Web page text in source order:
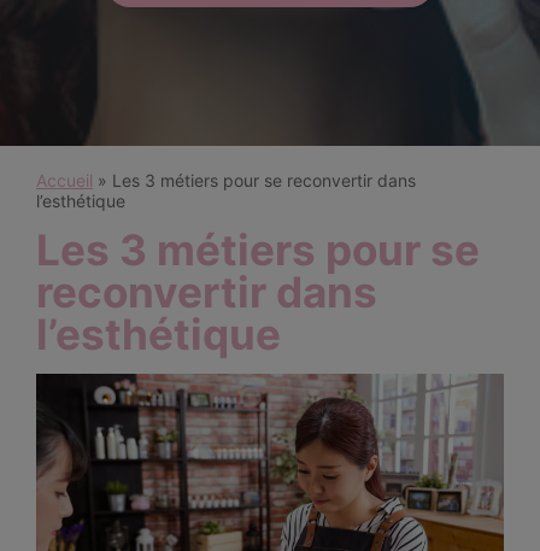
Accueil » Les 3 métiers pour se reconvertir dans
l’esthétique
Les 3 métiers pour se
reconvertir dans
l’esthétique